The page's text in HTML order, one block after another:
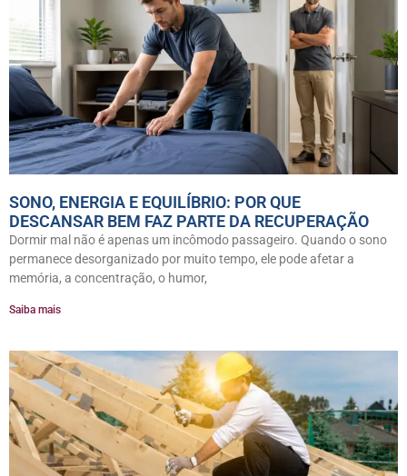
SONO, ENERGIA E EQUILÍBRIO: POR QUE
DESCANSAR BEM FAZ PARTE DA RECUPERAÇÃO
Dormir mal não é apenas um incômodo passageiro. Quando o sono
permanece desorganizado por muito tempo, ele pode afetar a
memória, a concentração, o humor,
Saiba mais